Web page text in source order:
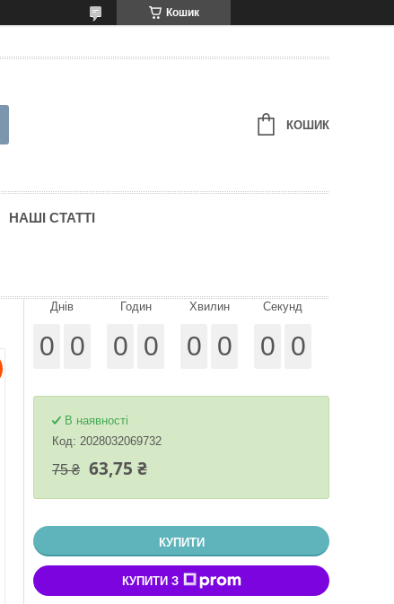
Кошик
КОШИК
НАШІ СТАТТІ
Днів
0 0
Годин
0 0
Хвилин
0 0
Секунд
0 0
В наявності
Код: 2028032069732
75 ₴ 63,75 ₴
КУПИТИ
КУПИТИ З